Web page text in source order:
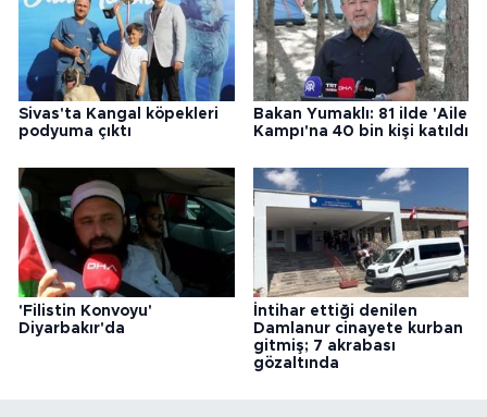
Sivas'ta Kangal köpekleri
podyuma çıktı
Bakan Yumaklı: 81 ilde 'Aile
Kampı'na 40 bin kişi katıldı
'Filistin Konvoyu'
Diyarbakır'da
İntihar ettiği denilen
Damlanur cinayete kurban
gitmiş; 7 akrabası
gözaltında